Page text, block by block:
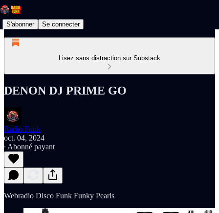
S'abonner Se connecter
Lisez sans distraction sur Substack
DENON DJ PRIME GO
Radio Funk
oct. 04, 2024
∙ Abonné payant
Webradio Disco Funk Funky Pearls